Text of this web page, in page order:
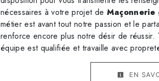
nécessaires à votre projet de Maçonnerie
métier est avant tout notre passion et le
renforce encore plus notre désir de réussir.
équipe est qualifiée et travaille avec
EN